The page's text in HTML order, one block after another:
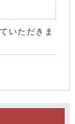
いただきま